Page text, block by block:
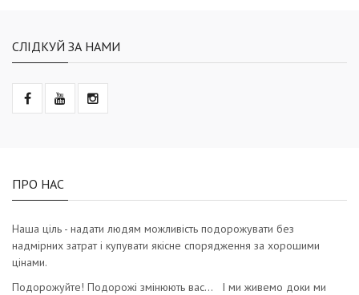
СЛІДКУЙ ЗА НАМИ
ПРО НАС
Наша ціль - надати людям можливість подорожувати без
надмірних затрат і купувати якісне спорядження за хорошими
цінами.
Подорожуйте! Подорожі змінюють вас… І ми живемо доки ми